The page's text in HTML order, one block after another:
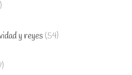
y reyes (54)